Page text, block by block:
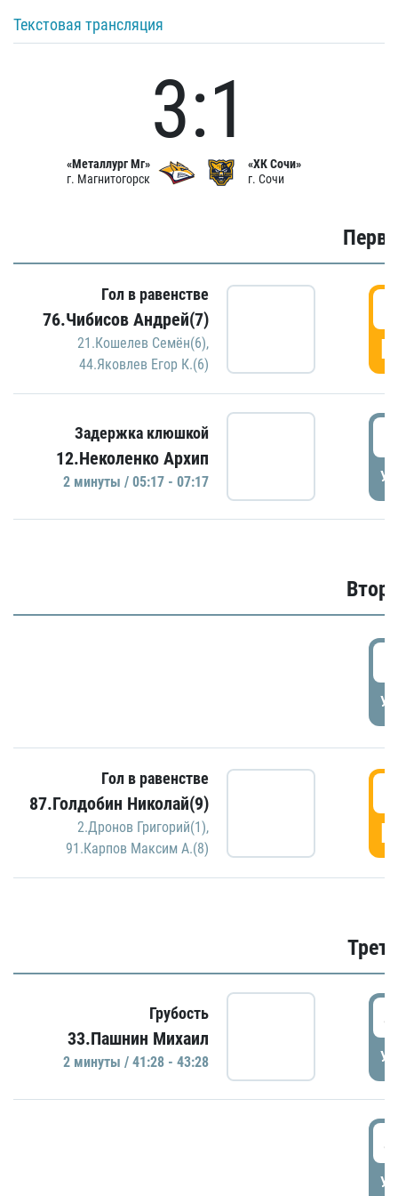
Текстовая трансляция
«Металлург Мг»
г. Магнитогорск
3:1
«ХК Сочи»
г. Сочи
Гол в равенстве
76.Чибисов Андрей(7)
21.Кошелев Семён(6),
44.Яковлев Егор К.(6)
Задержка клюшкой
12.Неколенко Архип
2 минуты / 05:17 - 07:17
Гол в равенстве
87.Голдобин Николай(9)
2.Дронов Григорий(1),
91.Карпов Максим А.(8)
Грубость
33.Пашнин Михаил
2 минуты / 41:28 - 43:28